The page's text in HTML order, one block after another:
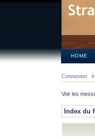
HOME
Connexion
Voir les
Index du